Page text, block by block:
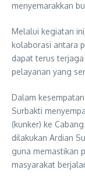
menyemarakkan
Melalui kegiatan
kolaborasi antara
dapat terus
pelayanan yang
Dalam
Surbakti
(kunker) ke
dilakukan Ardian
guna memastikan
masyarakat